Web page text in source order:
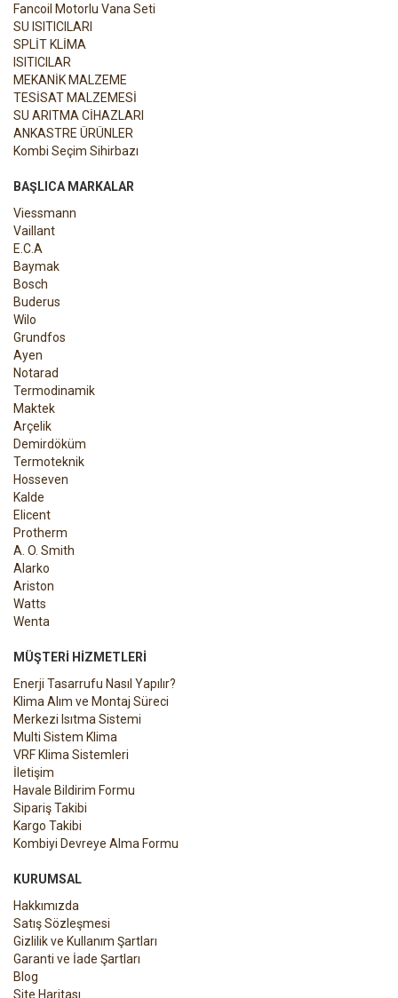
Fancoil Motorlu Vana Seti
SU ISITICILARI
SPLİT KLİMA
ISITICILAR
MEKANİK MALZEME
TESİSAT MALZEMESİ
SU ARITMA CİHAZLARI
ANKASTRE ÜRÜNLER
Kombi Seçim Sihirbazı
BAŞLICA MARKALAR
Viessmann
Vaillant
E.C.A
Baymak
Bosch
Buderus
Wilo
Grundfos
Ayen
Notarad
Termodinamik
Maktek
Arçelik
Demirdöküm
Termoteknik
Hosseven
Kalde
Elicent
Protherm
A. O. Smith
Alarko
Ariston
Watts
Wenta
MÜŞTERI HIZMETLERI
Enerji Tasarrufu Nasıl Yapılır?
Klima Alım ve Montaj Süreci
Merkezi Isıtma Sistemi
Multi Sistem Klima
VRF Klima Sistemleri
İletişim
Havale Bildirim Formu
Sipariş Takibi
Kargo Takibi
Kombiyi Devreye Alma Formu
KURUMSAL
Hakkımızda
Satış Sözleşmesi
Gizlilik ve Kullanım Şartları
Garanti ve İade Şartları
Blog
Site Haritası